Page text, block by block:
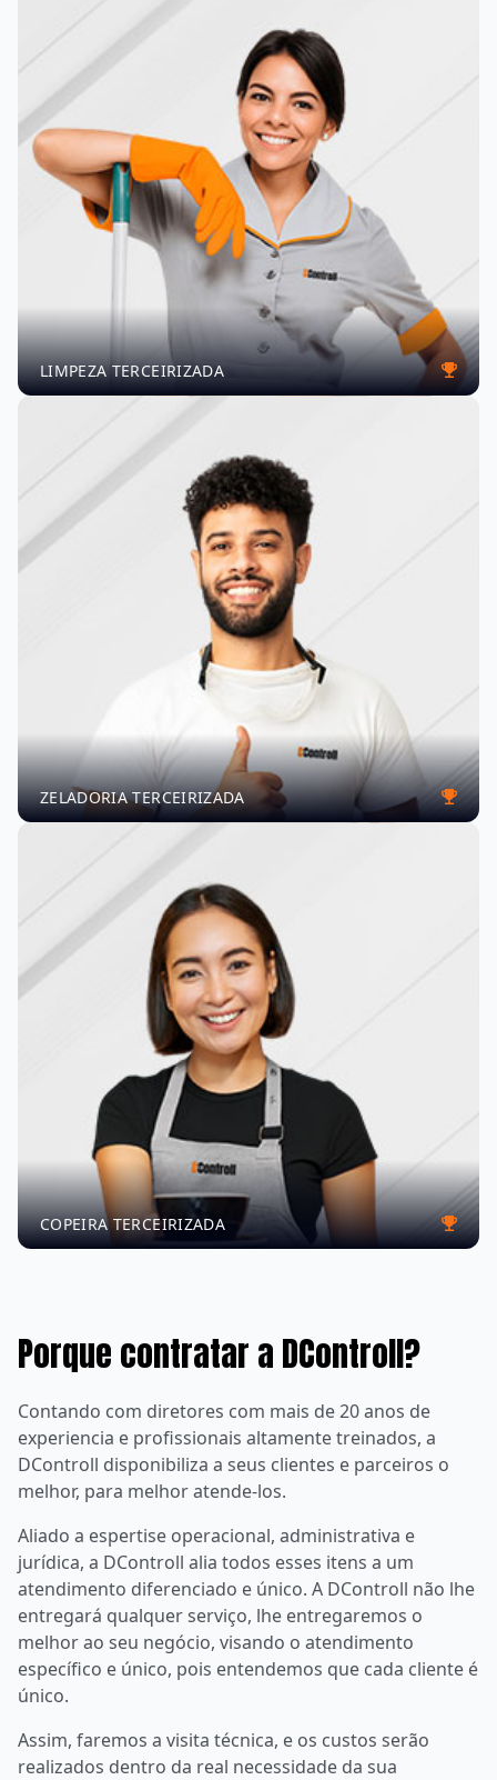
LIMPEZA TERCEIRIZADA
ZELADORIA TERCEIRIZADA
COPEIRA TERCEIRIZADA
Porque contratar a DControll?
Contando com diretores com mais de 20 anos de
experiencia e profissionais altamente treinados, a
DControll disponibiliza a seus clientes e parceiros o
melhor, para melhor atende-los.
Aliado a espertise operacional, administrativa e
jurídica, a DControll alia todos esses itens a um
atendimento diferenciado e único. A DControll não lhe
entregará qualquer serviço, lhe entregaremos o
melhor ao seu negócio, visando o atendimento
específico e único, pois entendemos que cada cliente é
único.
Assim, faremos a visita técnica, e os custos serão
realizados dentro da real necessidade da sua